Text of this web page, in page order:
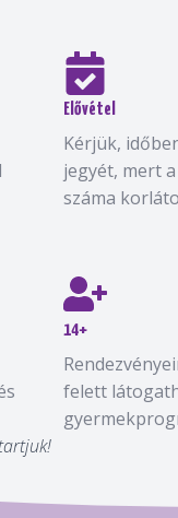
Elővétel
Kérjük,
jegyét, mert
száma
14+
felett